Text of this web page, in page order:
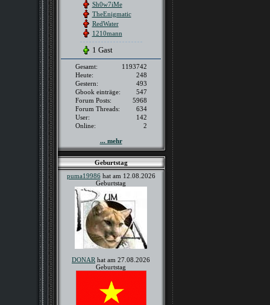
Sh0w7iMe
TheEnigmatic
RedWater
1210mann
1 Gast
Gesamt:
1193742
Heute:
248
Gestern:
493
Gbook einträge:
547
Forum Posts:
5968
Forum Threads:
634
User:
142
Online:
2
... mehr
Geburtstag
puma19986hat am 12.08.2026
Geburtstag
DONAR hat am 27.08.2026
Geburtstag